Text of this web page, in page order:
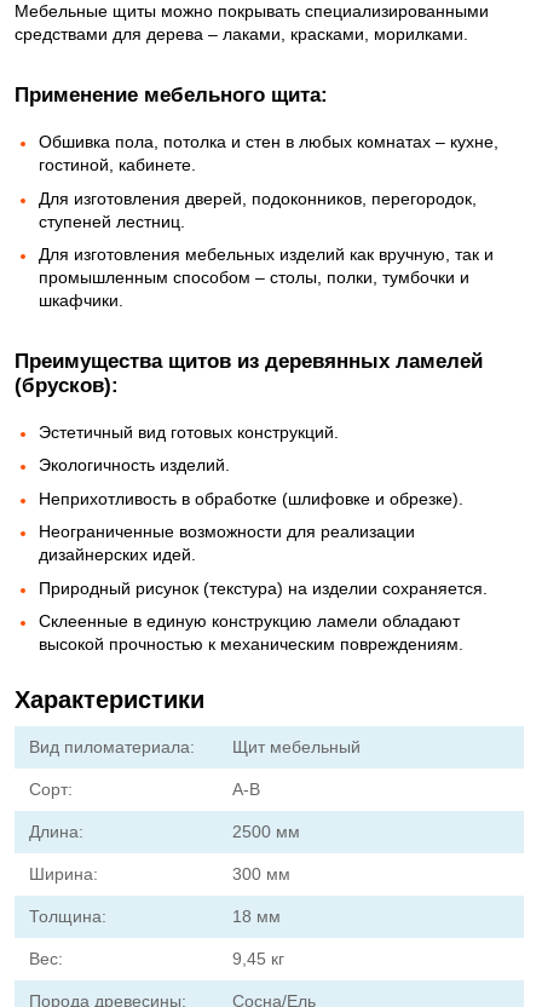
Мебельные щиты можно покрывать специализированными
средствами для дерева – лаками, красками, морилками.
Применение мебельного щита:
Обшивка пола, потолка и стен в любых комнатах – кухне,
гостиной, кабинете.
Для изготовления дверей, подоконников, перегородок,
ступеней лестниц.
Для изготовления мебельных изделий как вручную, так и
промышленным способом – столы, полки, тумбочки и
шкафчики.
Преимущества щитов из деревянных ламелей
(брусков):
Эстетичный вид готовых конструкций.
Экологичность изделий.
Неприхотливость в обработке (шлифовке и обрезке).
Неограниченные возможности для реализации
дизайнерских идей.
Природный рисунок (текстура) на изделии сохраняется.
Склеенные в единую конструкцию ламели обладают
высокой прочностью к механическим повреждениям.
Характеристики
Вид пиломатериала: Щит мебельный
Сорт: А-В
Длина: 2500 мм
Ширина: 300 мм
Толщина: 18 мм
Вес: 9,45 кг
Порода древесины: Сосна/Ель